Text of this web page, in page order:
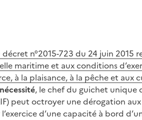
n°2015-723 du 24 juin 2015
maritime et aux conditions
à la plaisance, à la pêche et aux
, le chef du guichet unique
peut octroyer une dérogation
d’une capacité à bord